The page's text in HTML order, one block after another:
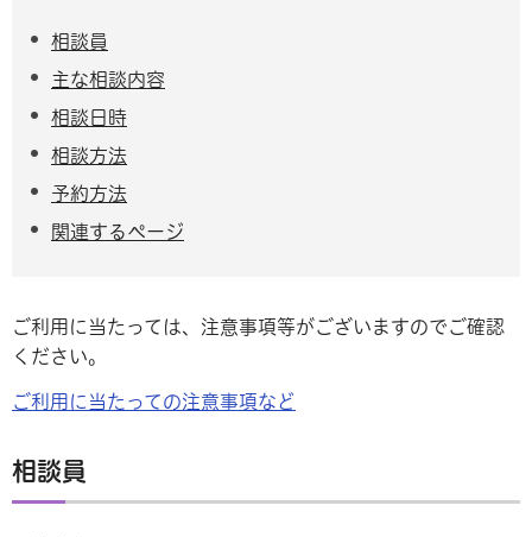
相談員
主な相談内容
相談日時
相談方法
予約方法
関連するページ
ご利用に当たっては、注意事項等がございますのでご確認
ください。
ご利用に当たっての注意事項など
相談員